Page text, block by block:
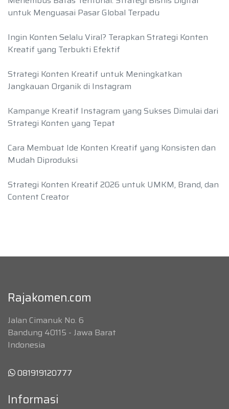
untuk Menguasai Pasar Global Terpadu
Ingin Konten Selalu Viral? Terapkan Strategi Konten
Kreatif yang Terbukti Efektif
Strategi Konten Kreatif untuk Meningkatkan
Jangkauan Organik di Instagram
Kampanye Kreatif Instagram yang Sukses Dimulai dari
Strategi Konten yang Tepat
Cara Membuat Ide Konten Kreatif yang Konsisten dan
Mudah Diproduksi
Strategi Konten Kreatif 2026 untuk UMKM, Brand, dan
Content Creator
Rajakomen.com
Jalan Cimanuk No. 6
Bandung 40115 - Jawa Barat
Indonesia
081919120777
Informasi